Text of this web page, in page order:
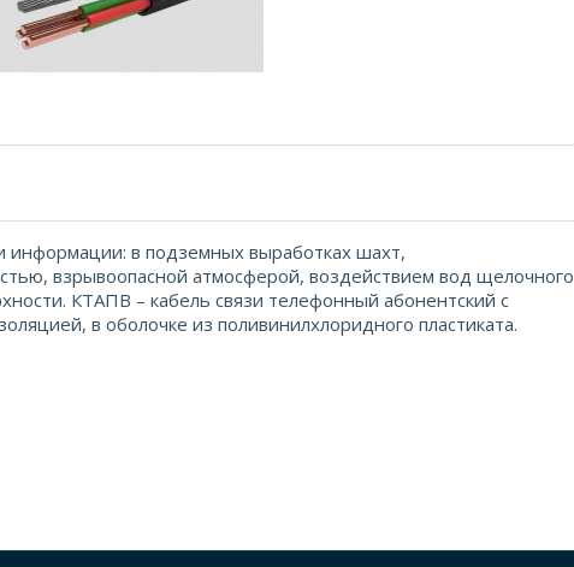
информации: в подземных выработках шахт,
взрывоопасной атмосферой, воздействием вод щелочного
КТАПВ – кабель связи телефонный абонентский с
в оболочке из поливинилхлоридного пластиката.